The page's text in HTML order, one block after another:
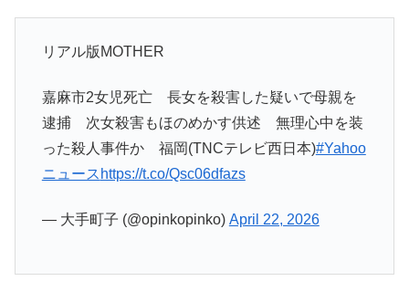
リアル版MOTHER
嘉麻市2女児死亡 長女を殺害した疑いで母親を
逮捕 次女殺害もほのめかす供述 無理心中を装
った殺人事件か 福岡(TNCテレビ西日本)#Yahoo
ニュース https://t.co/Qsc06dfazs
— 大手町子 (@opinkopinko) April 22, 2026